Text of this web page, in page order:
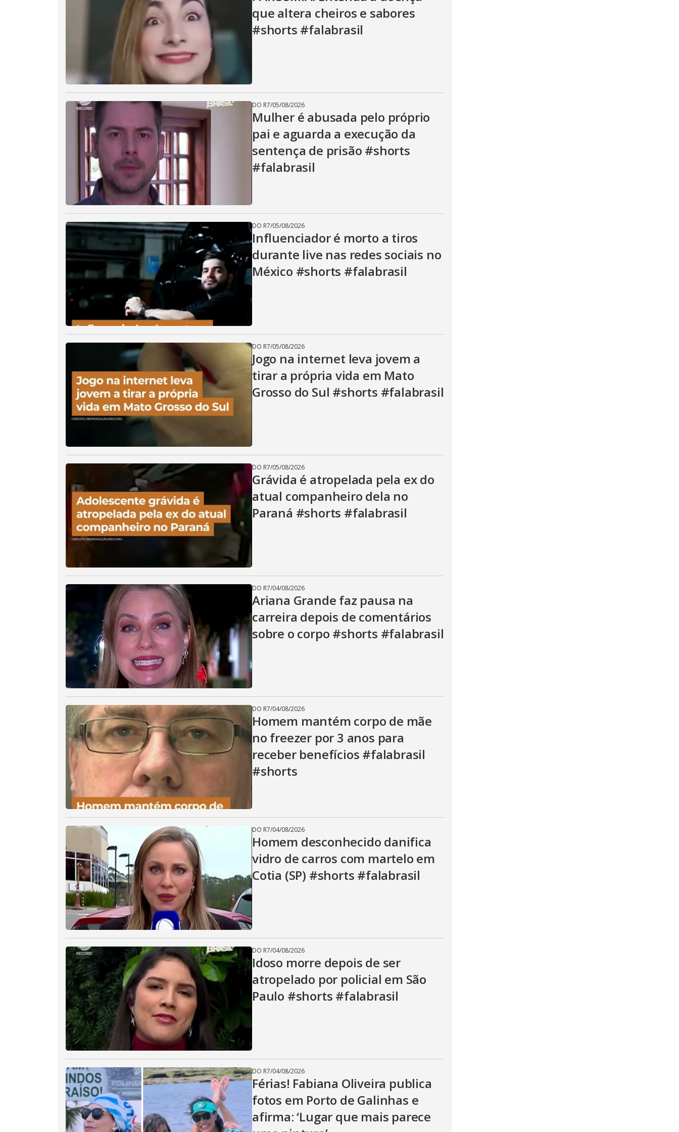
i
d
e
o
que altera cheiros e sabores
#shorts #falabrasil
DO R7/05/08/2026
Mulher é abusada pelo próprio
pai e aguarda a execução da
sentença de prisão #shorts
#falabrasil
DO R7/05/08/2026
Influenciador é morto a tiros
durante live nas redes sociais no
México #shorts #falabrasil
DO R7/05/08/2026
Jogo na internet leva jovem a
tirar a própria vida em Mato
Grosso do Sul #shorts #falabrasil
DO R7/05/08/2026
Grávida é atropelada pela ex do
atual companheiro dela no
Paraná #shorts #falabrasil
DO R7/04/08/2026
Ariana Grande faz pausa na
carreira depois de comentários
sobre o corpo #shorts #falabrasil
DO R7/04/08/2026
Homem mantém corpo de mãe
no freezer por 3 anos para
receber benefícios #falabrasil
#shorts
DO R7/04/08/2026
Homem desconhecido danifica
vidro de carros com martelo em
Cotia (SP) #shorts #falabrasil
DO R7/04/08/2026
Idoso morre depois de ser
atropelado por policial em São
Paulo #shorts #falabrasil
DO R7/04/08/2026
Férias! Fabiana Oliveira publica
fotos em Porto de Galinhas e
afirma: ‘Lugar que mais parece